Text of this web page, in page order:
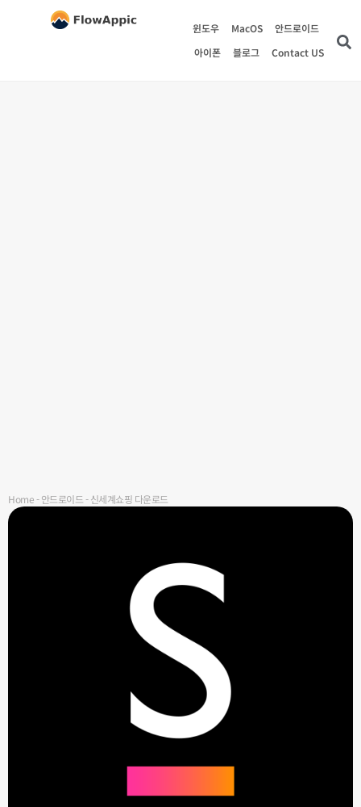
윈도우 MacOS
안드로이드
아이폰
블로그 Contact US
Home-안드로이드-신세계쇼핑 다운로드